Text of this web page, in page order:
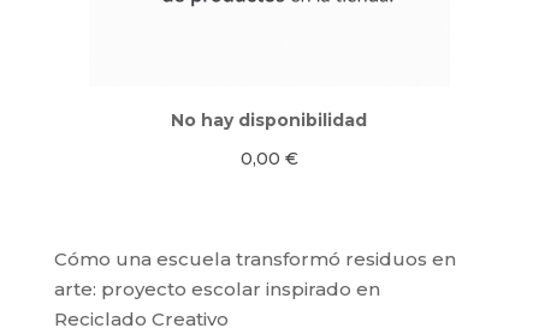
No hay disponibilidad
0,00 €
Cómo una escuela transformó residuos en
arte: proyecto escolar inspirado en
Reciclado Creativo